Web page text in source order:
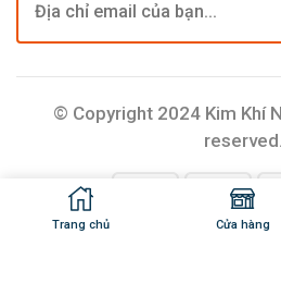
Trang chủ Cửa hàng
© Copyright 2024 Kim Khí
reserved.